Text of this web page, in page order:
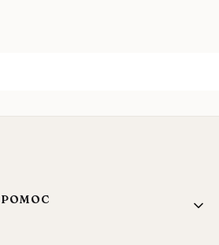
Linki w stopce
POMOC